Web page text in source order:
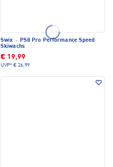
Swix · PS8 Pro Performance Speed
Skiwachs
€ 19,99
UVP* € 26,99